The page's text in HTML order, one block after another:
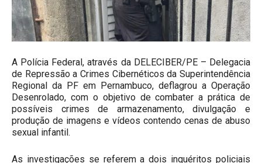
A Polícia Federal, através da DELECIBER/PE – Delegacia
de Repressão a Crimes Cibernéticos da Superintendência
Regional da PF em Pernambuco, deflagrou a Operação
Desenrolado, com o objetivo de combater a prática de
possíveis crimes de armazenamento, divulgação e
produção de imagens e vídeos contendo cenas de abuso
sexual infantil.
As investigações se referem a dois inquéritos policiais